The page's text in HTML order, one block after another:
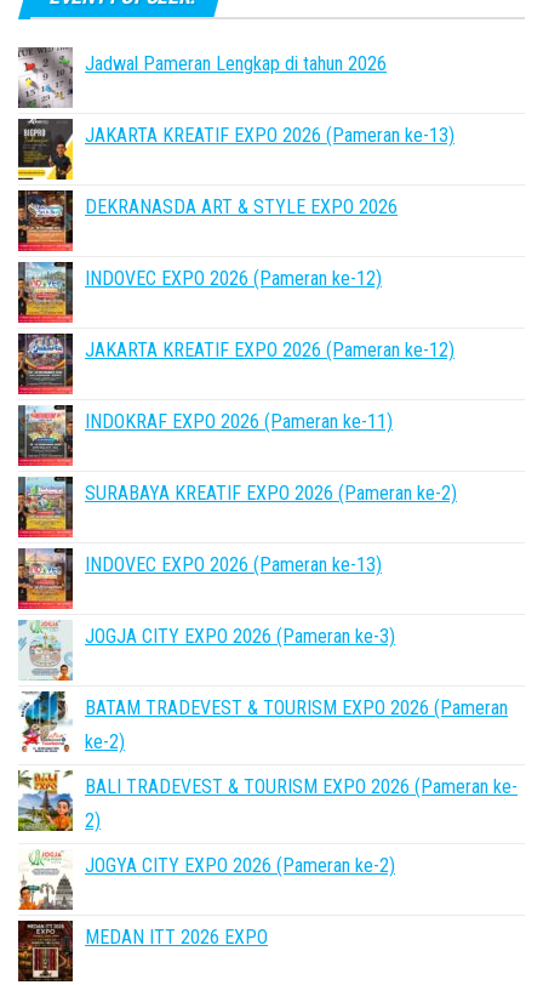
Jadwal Pameran Lengkap di tahun 2026
JAKARTA KREATIF EXPO 2026 (Pameran ke-13)
DEKRANASDA ART & STYLE EXPO 2026
INDOVEC EXPO 2026 (Pameran ke-12)
JAKARTA KREATIF EXPO 2026 (Pameran ke-12)
INDOKRAF EXPO 2026 (Pameran ke-11)
SURABAYA KREATIF EXPO 2026 (Pameran ke-2)
INDOVEC EXPO 2026 (Pameran ke-13)
JOGJA CITY EXPO 2026 (Pameran ke-3)
BATAM TRADEVEST & TOURISM EXPO 2026 (Pameran
ke-2)
BALI TRADEVEST & TOURISM EXPO 2026 (Pameran ke-
2)
JOGYA CITY EXPO 2026 (Pameran ke-2)
MEDAN ITT 2026 EXPO